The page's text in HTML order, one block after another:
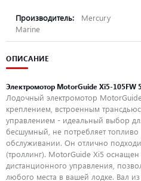
Производитель:
Mercury
Marine
ОПИСАНИЕ
Электромотор MotorGuide Xi5-105FW
Лодочный электромотор
креплением, встроенным
управлением - идеальный выбор
бесшумный, не потребляет
обслуживании. Он отлично
(троллинг). MotorGuide Xi5
дистанционного управления,
любого места в вашей лодке. Вал